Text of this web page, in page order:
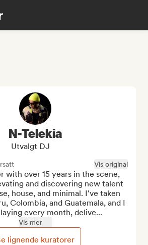
N-Telekia
Utvalgt DJ
Vis original
with over 15 years in the scene,
and discovering new talent
house, and minimal. I've taken
Colombia, and Guatemala, and I
every month, delive...
Vis mer
lignende kuratorer